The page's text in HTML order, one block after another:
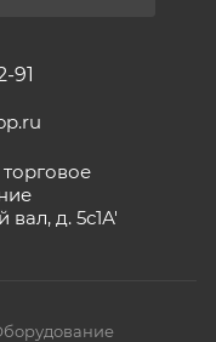
91
д. 5с1А'